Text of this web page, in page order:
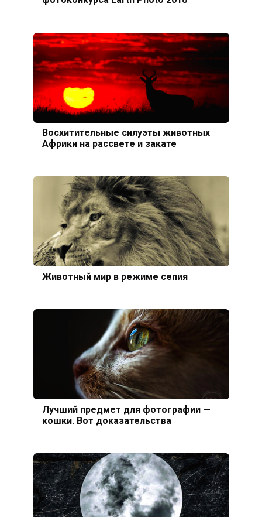
Восхитительные силуэты животных
Африки на рассвете и закате
Животный мир в режиме сепия
Лучший предмет для фотографии —
кошки. Вот доказательства